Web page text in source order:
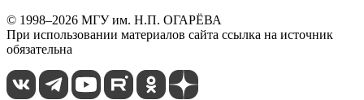
© 1998–2026 МГУ им. Н.П. ОГАРЁВА
При использовании материалов сайта ссылка на источник
обязательна